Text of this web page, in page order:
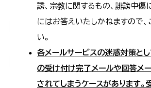
誘、宗教に関するもの、誹謗中傷
にはお答えいたしかねますので、
い。
各メールサービスの迷惑対策とし
の受け付け完了メールや回答メ
されてしまうケースがあります。